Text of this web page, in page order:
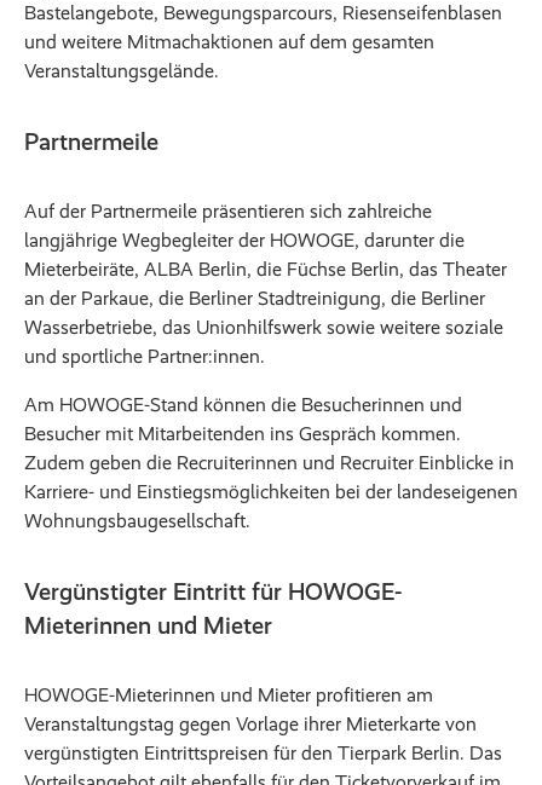
Bastelangebote, Bewegungsparcours, Riesenseifenblasen
und weitere Mitmachaktionen auf dem gesamten
Veranstaltungsgelände.
Partnermeile
Auf der Partnermeile präsentieren sich zahlreiche
langjährige Wegbegleiter der HOWOGE, darunter die
Mieterbeiräte, ALBA Berlin, die Füchse Berlin, das Theater
an der Parkaue, die Berliner Stadtreinigung, die Berliner
Wasserbetriebe, das Unionhilfswerk sowie weitere soziale
und sportliche Partner:innen.
Am HOWOGE-Stand können die Besucherinnen und
Besucher mit Mitarbeitenden ins Gespräch kommen.
Zudem geben die Recruiterinnen und Recruiter Einblicke in
Karriere- und Einstiegsmöglichkeiten bei der landeseigenen
Wohnungsbaugesellschaft.
Vergünstigter Eintritt für HOWOGE-
Mieterinnen und Mieter
HOWOGE-Mieterinnen und Mieter profitieren am
Veranstaltungstag gegen Vorlage ihrer Mieterkarte von
vergünstigten Eintrittspreisen für den Tierpark Berlin. Das